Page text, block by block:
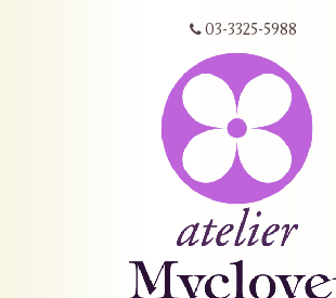
03-3325-5988